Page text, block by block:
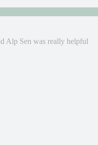
Alp Sen was really helpful